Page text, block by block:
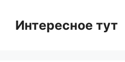
contentИнтересное тут